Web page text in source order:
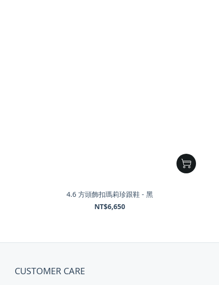
4.6 方頭飾扣瑪莉珍跟鞋 - 黑
NT$6,650
CUSTOMER CARE